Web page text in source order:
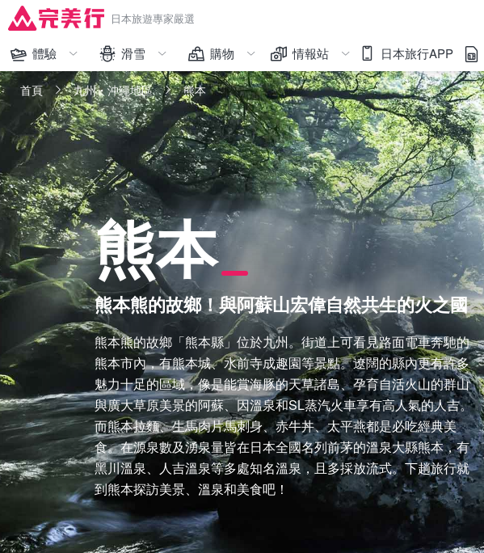
日本旅遊專家嚴選
體驗
完美行限定
和服體驗
主題樂園
美食
交通工具
看更多
滑雪
藏王
越後湯澤、苗場
志賀、野澤溫泉、輕井澤
六甲山、峰山高原
北海道
看更多
購物
人氣排行
限時促銷
品牌一覽
精選日本人氣免稅商品
看更多
情報站
購物
交通
體驗
美食
看更多
日本旅行APP
首頁 九州・沖繩地區 熊本
熊本
熊本熊的故鄉！與阿蘇山宏偉自然共生的火之國
熊本熊的故鄉「熊本縣」位於九州。街道上可看見路面電車奔馳的
熊本市內，有熊本城、水前寺成趣園等景點。遼闊的縣內更有許多
魅力十足的區域，像是能賞海豚的天草諸島、孕育自活火山的群山
與廣大草原美景的阿蘇、因溫泉和SL蒸汽火車享有高人氣的人吉。
而熊本拉麵、生馬肉片馬刺身、赤牛丼、太平燕都是必吃經典美
食。在源泉數及湧泉量皆在日本全國名列前茅的溫泉大縣熊本，有
黑川溫泉、人吉溫泉等多處知名溫泉，且多採放流式。下趟旅行就
到熊本探訪美景、溫泉和美食吧！